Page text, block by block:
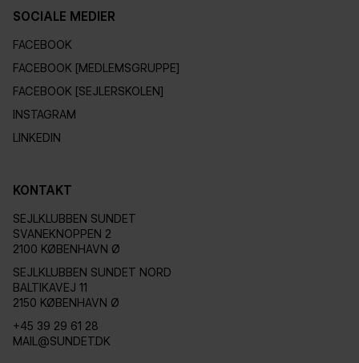
SOCIALE MEDIER
FACEBOOK
FACEBOOK [MEDLEMSGRUPPE]
FACEBOOK [SEJLERSKOLEN]
INSTAGRAM
LINKEDIN
KONTAKT
SEJLKLUBBEN SUNDET
SVANEKNOPPEN 2
2100 KØBENHAVN Ø
SEJLKLUBBEN SUNDET NORD
BALTIKAVEJ 11
2150 KØBENHAVN Ø
+45 39 29 61 28
MAIL@SUNDET.DK